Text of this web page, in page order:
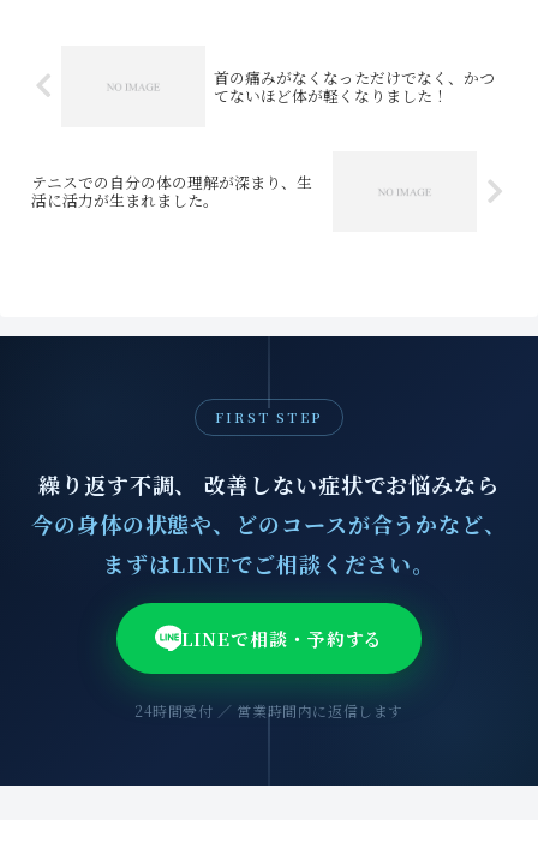
首の痛みがなくなっただけでなく、かつ
てないほど体が軽くなりました！
テニスでの自分の体の理解が深まり、生
活に活力が生まれました。
FIRST STEP
繰り返す不調、 改善しない症状でお悩みなら
今の身体の状態や、どのコースが合うかなど、
まずはLINEでご相談ください。
LINEで相談・予約する
24時間受付 ／ 営業時間内に返信します